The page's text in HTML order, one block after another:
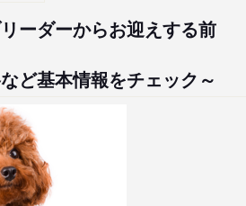
ーダーからお迎えする前
ど基本情報をチェック～